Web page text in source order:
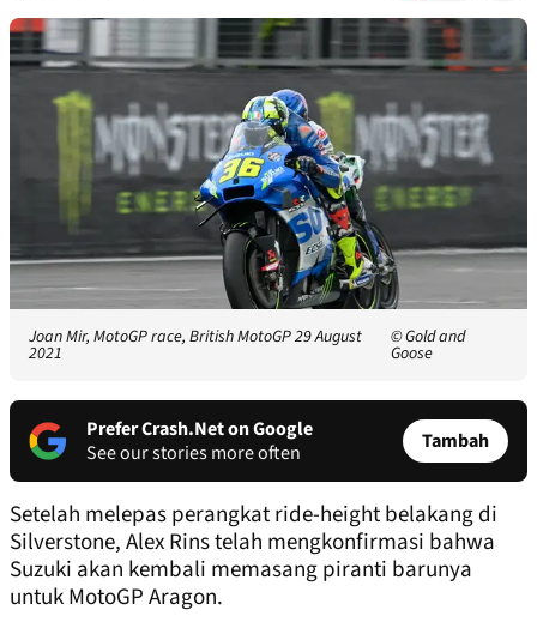
Joan Mir, MotoGP race, British MotoGP 29 August
2021
© Gold and
Goose
Prefer Crash.Net on Google
See our stories more often
Tambah
Setelah melepas perangkat ride-height belakang di
Silverstone, Alex Rins telah mengkonfirmasi bahwa
Suzuki akan kembali memasang piranti barunya
untuk MotoGP Aragon.